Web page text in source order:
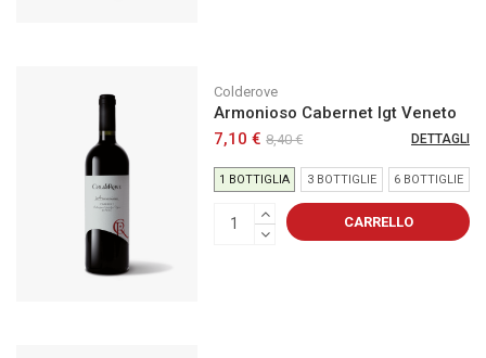
Colderove
Armonioso Cabernet Igt Veneto
7,10 €8,40 € DETTAGLI
1 BOTTIGLIA 3 BOTTIGLIE 6 BOTTIGLIE
CARRELLO